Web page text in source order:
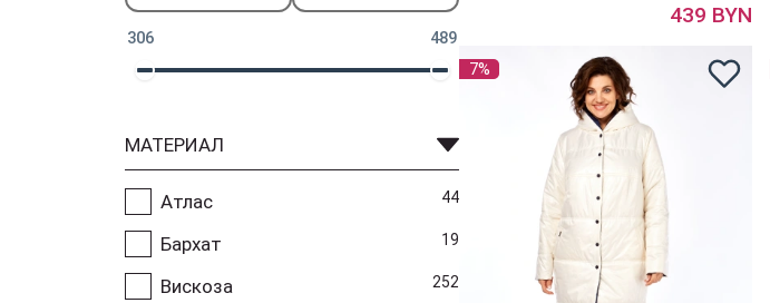
306 489
МАТЕРИАЛ
Атлас 44
Бархат 19
Вискоза 252
439 BYN
7%